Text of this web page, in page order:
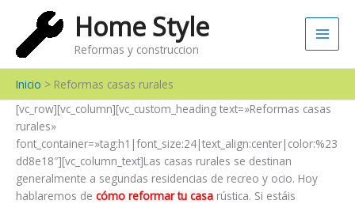
contenido
Home Style
Reformas y construccion
Main
Inicio
Reformas casas rurales
[vc_row][vc_column][vc_custom_heading text=»Reformas casas
rurales»
font_container=»tag:h1|font_size:24|text_align:center|color:%23
dd8e18″][vc_column_text]Las casas rurales se destinan
generalmente a segundas residencias de recreo y ocio. Hoy
hablaremos de cómo reformar tu casa rústica. Si estáis